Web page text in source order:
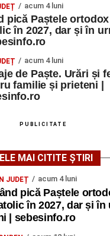
acum 4 luni
pică Paștele
în 2027, dar și în
acum 4 luni
de Paște. Urări și
familie și prieteni |
PUBLICITATE
MAI CITITE ȘTIRI
JUDEȚ acum 4 luni
pică Paștele
în 2027, dar și în
| sebesinfo.ro